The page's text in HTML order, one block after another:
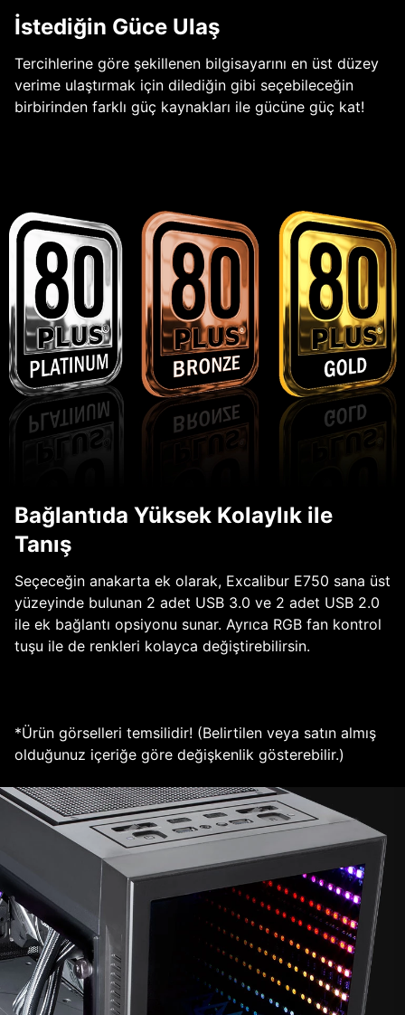
İstediğin Güce Ulaş
Tercihlerine göre şekillenen bilgisayarını en üst düzey
verime ulaştırmak için dilediğin gibi seçebileceğin
birbirinden farklı güç kaynakları ile gücüne güç kat!
Bağlantıda Yüksek Kolaylık ile
Tanış
Seçeceğin anakarta ek olarak, Excalibur E750 sana üst
yüzeyinde bulunan 2 adet USB 3.0 ve 2 adet USB 2.0
ile ek bağlantı opsiyonu sunar. Ayrıca RGB fan kontrol
tuşu ile de renkleri kolayca değiştirebilirsin.
*Ürün görselleri temsilidir! (Belirtilen veya satın almış
olduğunuz içeriğe göre değişkenlik gösterebilir.)